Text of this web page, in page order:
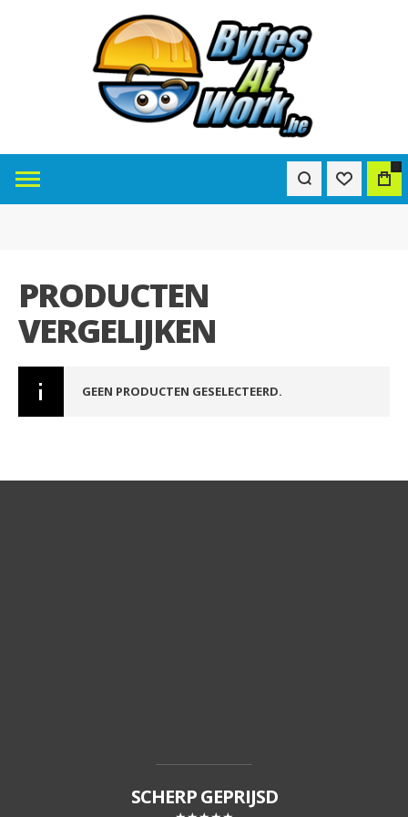
PRODUCTEN
VERGELIJKEN
GEEN PRODUCTEN GESELECTEERD.
SCHERP GEPRIJSD